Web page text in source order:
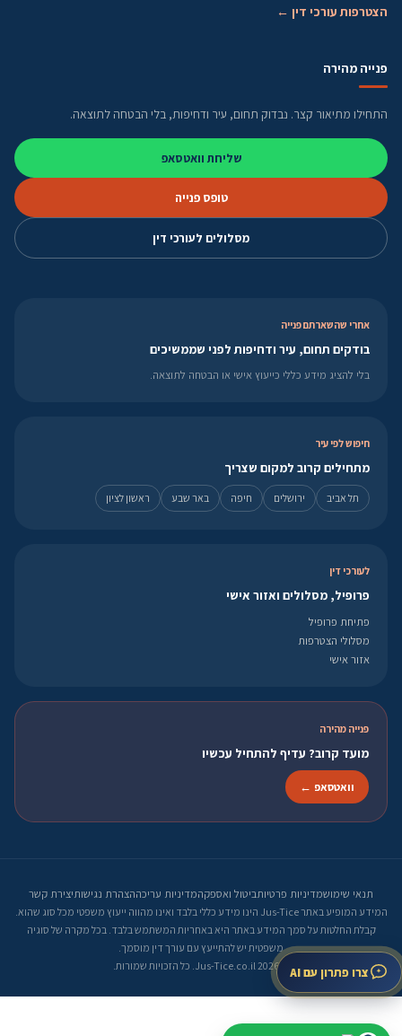
הצטרפות עורכי דין ←
פנייה מהירה
התחילו מתיאור קצר. נבדוק תחום, עיר ודחיפות, בלי הבטחה לתוצאה.
שליחת וואטסאפ
טופס פנייה
מסלולים לעורכי דין
אחרי שהשארתם פנייה
בודקים תחום, עיר ודחיפות לפני שממשיכים
בלי להציג מידע כללי כייעוץ אישי או הבטחה לתוצאה.
חיפוש לפי עיר
מתחילים קרוב למקום שצריך
תל אביב ירושלים חיפה באר שבע ראשון לציון
לעורכי דין
פרופיל, מסלולים ואזור אישי
פתיחת פרופיל
מסלולי הצטרפות
אזור אישי
פנייה מהירה
מועד קרוב? עדיף להתחיל עכשיו
וואטסאפ ←
תנאי שימושמדיניות פרטיותביטול ואספקהמדיניות עריכההצהרת נגישותיצירת קשר
המידע המופיע באתר Jus-Tice הינו מידע כללי בלבד ואינו מהווה ייעוץ משפטי מכל סוג שהוא.
קבלת החלטות על סמך המידע באתר היא באחריות המשתמש בלבד. בכל מקרה של סוגיה
משפטית יש להתייעץ עם עורך דין מוסמך.
© 2026 Jus-Tice.co.il. כל הזכויות שמורות.
צרו פתרון עם AI